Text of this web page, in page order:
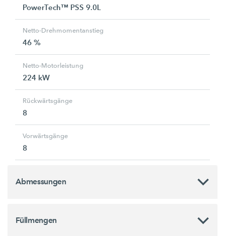
PowerTech™ PSS 9.0L
Netto-Drehmomentanstieg
46 %
Netto-Motorleistung
224 kW
Rückwärtsgänge
8
Vorwärtsgänge
8
Abmessungen
Füllmengen